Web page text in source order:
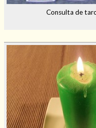
Consulta de